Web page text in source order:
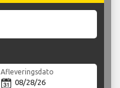
Afleveringsdato